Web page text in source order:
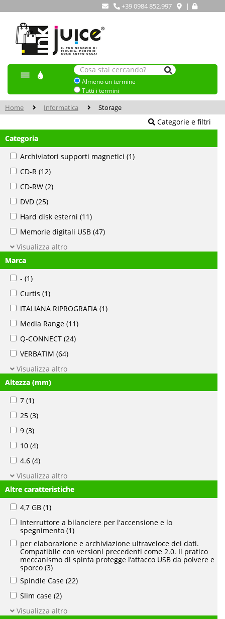
+39 0984 852.997 |
Almeno un termine
Tutti i termini
Home Informatica Storage
Categorie e filtri
Categoria
Archiviatori supporti magnetici (1)
CD-R (12)
CD-RW (2)
DVD (25)
Hard disk esterni (11)
Memorie digitali USB (47)
Visualizza altro
Marca
- (1)
Curtis (1)
ITALIANA RIPROGRAFIA (1)
Media Range (11)
Q-CONNECT (24)
VERBATIM (64)
Visualizza altro
Altezza (mm)
7 (1)
25 (3)
9 (3)
10 (4)
4.6 (4)
Visualizza altro
Altre caratteristiche
4,7 GB (1)
Interruttore a bilanciere per l'accensione e lo
spegnimento (1)
per elaborazione e archiviazione ultraveloce dei dati.
Compatibile con versioni precedenti come 2.0. Il pratico
meccanismo di spinta protegge l’attacco USB da polvere e
sporco (3)
Spindle Case (22)
Slim case (2)
Visualizza altro